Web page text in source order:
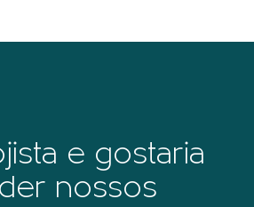
e gostaria
nossos